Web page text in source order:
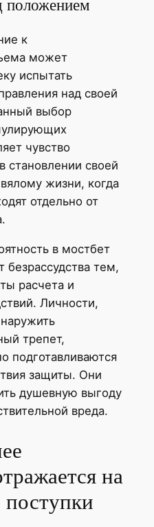
положением
к
может
испытать
над своей
выбор
чувство
становлении своей
жизни, когда
отдельно от
в мостбет
безрассудства тем,
расчета и
Личности,
трепет,
подготавливаются
защиты. Они
душевную выгоду
вреда.
на